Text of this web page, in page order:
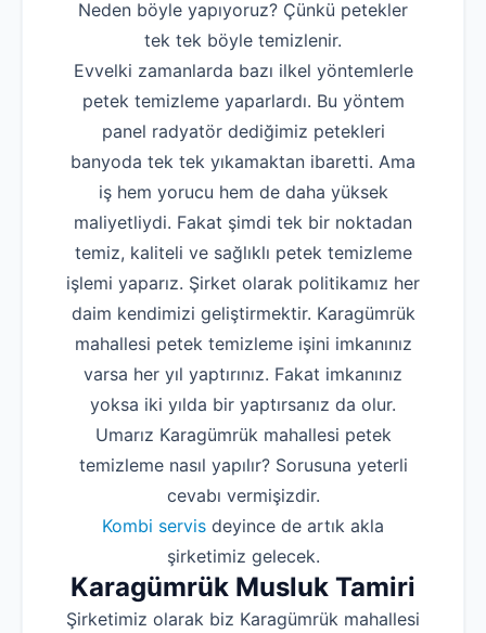
Neden böyle yapıyoruz? Çünkü petekler
tek tek böyle temizlenir.
Evvelki zamanlarda bazı ilkel yöntemlerle
petek temizleme yaparlardı. Bu yöntem
panel radyatör dediğimiz petekleri
banyoda tek tek yıkamaktan ibaretti. Ama
iş hem yorucu hem de daha yüksek
maliyetliydi. Fakat şimdi tek bir noktadan
temiz, kaliteli ve sağlıklı petek temizleme
işlemi yaparız. Şirket olarak politikamız her
daim kendimizi geliştirmektir. Karagümrük
mahallesi petek temizleme işini imkanınız
varsa her yıl yaptırınız. Fakat imkanınız
yoksa iki yılda bir yaptırsanız da olur.
Umarız Karagümrük mahallesi petek
temizleme nasıl yapılır? Sorusuna yeterli
cevabı vermişizdir.
Kombi servis deyince de artık akla
şirketimiz gelecek.
Karagümrük Musluk Tamiri
Şirketimiz olarak biz Karagümrük mahallesi